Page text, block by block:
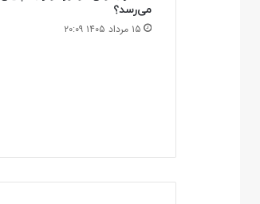
می‌رسد؟
۱۵ مرداد ۱۴۰۵ ۲۰:۰۹